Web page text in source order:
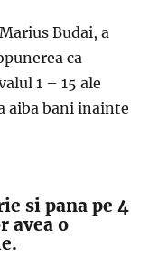
Budai, a
ca
1 – 15 ale
aiba bani inainte
si pana pe 4
avea o